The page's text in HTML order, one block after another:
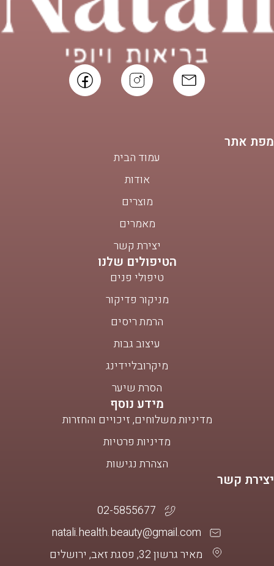
מפת אתר
עמוד הבית
אודות
מוצרים
מאמרים
יצירת קשר
הטיפולים שלנו
טיפולי פנים
מניקור פדיקור
הרמת ריסים
עיצוב גבות
מיקרובליידינג
הסרת שיער
מידע נוסף
מדיניות משלוחים, זיכויים והחזרות
מדיניות פרטיות
הצהרת נגישות
יצירת קשר
02-5855677
natali.health.beauty@gmail.com
מאיר גרשון 32, פסגת זאב, ירושלים